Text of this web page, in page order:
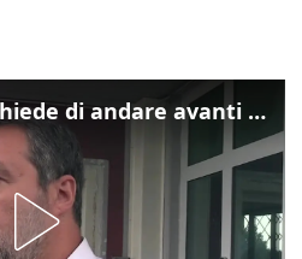
Salvini: "Roggero chiede di andare avanti su norma anti-risarcimenti"